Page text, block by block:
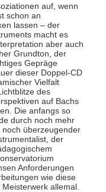
auf, wenn
schon an
lassen – der
macht es
aber auch
Grundton, der
Gepräge
dieser Doppel-CD
Vielfalt
des
auf Bachs
Die anfangs so
durch noch mehr
überzeugender
der
Anforderungen
wie diese
allemal.